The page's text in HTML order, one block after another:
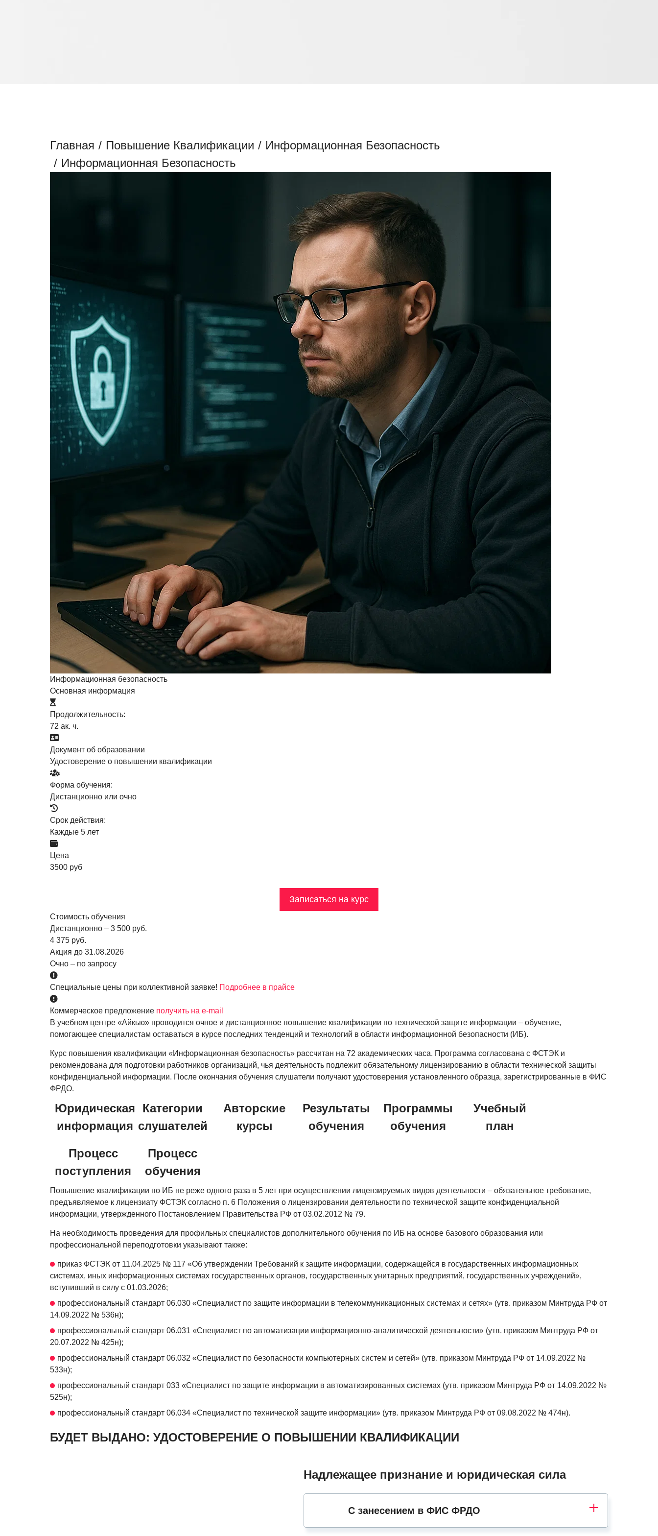
Главная / Повышение Квалификации / Информационная Безопасность
/ Информационная Безопасность
Информационная безопасность
Основная информация
Продолжительность:
72 ак. ч.
Документ об образовании
Удостоверение о повышении квалификации
Форма обучения:
Дистанционно или очно
Срок действия:
Каждые 5 лет
Цена
3500 руб
Записаться на курс
Стоимость обучения
Дистанционно – 3 500 руб.
4 375 руб.
Акция до 31.08.2026
Очно – по запросу
Специальные цены при коллективной заявке! Подробнее в прайсе
Коммерческое предложение получить на e-mail
В учебном центре «Айкью» проводится очное и дистанционное повышение квалификации по технической защите информации – обучение,
помогающее специалистам оставаться в курсе последних тенденций и технологий в области информационной безопасности (ИБ).
Курс повышения квалификации «Информационная безопасность» рассчитан на 72 академических часа. Программа согласована с ФСТЭК и
рекомендована для подготовки работников организаций, чья деятельность подлежит обязательному лицензированию в области технической защиты
конфиденциальной информации. После окончания обучения слушатели получают удостоверения установленного образца, зарегистрированные в ФИС
ФРДО.
Юридическая
информация
Повышение квалификации по ИБ не реже одного раза в 5 лет при осуществлении лицензируемых видов деятельности – обязательное требование,
предъявляемое к лицензиату ФСТЭК согласно п. 6 Положения о лицензировании деятельности по технической защите конфиденциальной
информации, утвержденного Постановлением Правительства РФ от 03.02.2012 № 79.
На необходимость проведения для профильных специалистов дополнительного обучения по ИБ на основе базового образования или
профессиональной переподготовки указывают также:
приказ ФСТЭК от 11.04.2025 № 117 «Об утверждении Требований к защите информации, содержащейся в государственных информационных
системах, иных информационных системах государственных органов, государственных унитарных предприятий, государственных учреждений»,
вступивший в силу с 01.03.2026;
профессиональный стандарт 06.030 «Специалист по защите информации в телекоммуникационных системах и сетях» (утв. приказом Минтруда РФ от
14.09.2022 № 536н);
профессиональный стандарт 06.031 «Специалист по автоматизации информационно-аналитической деятельности» (утв. приказом Минтруда РФ от
20.07.2022 № 425н);
профессиональный стандарт 06.032 «Специалист по безопасности компьютерных систем и сетей» (утв. приказом Минтруда РФ от 14.09.2022 №
533н);
профессиональный стандарт 033 «Специалист по защите информации в автоматизированных системах (утв. приказом Минтруда РФ от 14.09.2022 №
525н);
профессиональный стандарт 06.034 «Специалист по технической защите информации» (утв. приказом Минтруда РФ от 09.08.2022 № 474н).
Категории
слушателей
Авторские
курсы
Результаты
обучения
Программы
обучения
Учебный
план
Процесс
поступления
Процесс
обучения
БУДЕТ ВЫДАНО: УДОСТОВЕРЕНИЕ О ПОВЫШЕНИИ КВАЛИФИКАЦИИ
Надлежащее признание и юридическая сила
С занесением в ФИС ФРДО